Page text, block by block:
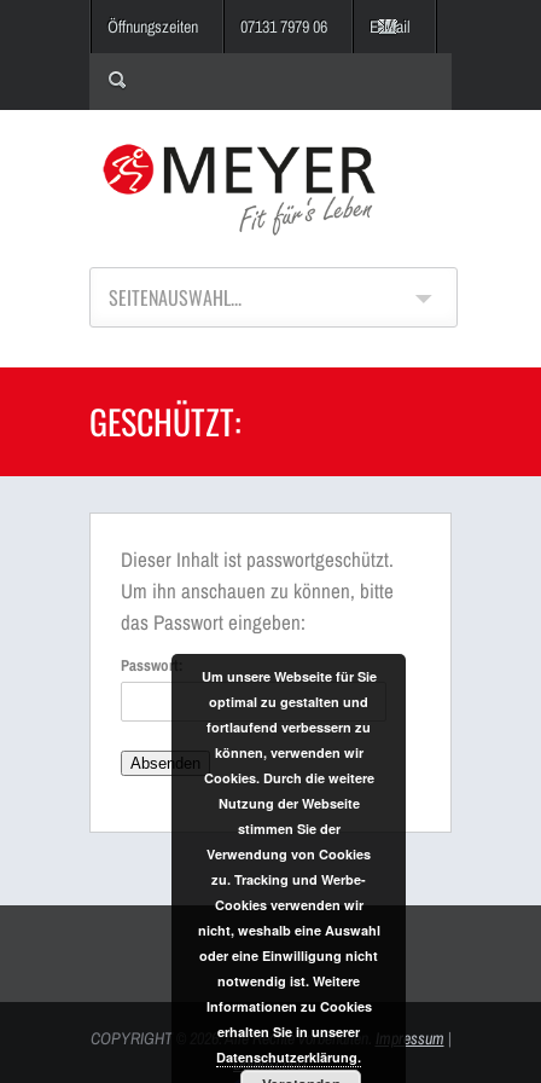
Öffnungszeiten 07131 7979 06 E-Mail
SEITENAUSWAHL...
GESCHÜTZT:
Dieser Inhalt ist passwortgeschützt.
Um ihn anschauen zu können, bitte
das Passwort eingeben:
Passwort:
COPYRIGHT © 2026. Alle Rechte vorbehalten. Impressum |
Datenschutz
Um unsere Webseite für Sie
optimal zu gestalten und
fortlaufend verbessern zu
können, verwenden wir
Cookies. Durch die weitere
Nutzung der Webseite
stimmen Sie der
Verwendung von Cookies
zu. Tracking und Werbe-
Cookies verwenden wir
nicht, weshalb eine Auswahl
oder eine Einwilligung nicht
notwendig ist. Weitere
Informationen zu Cookies
erhalten Sie in unserer
Datenschutzerklärung.